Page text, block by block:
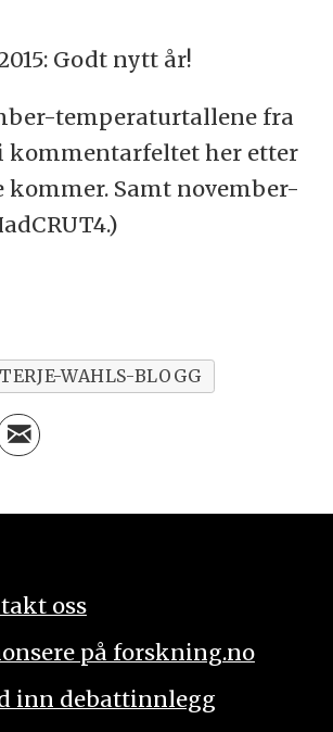
Godt nytt år!
temperaturtallene fra
i kommentarfeltet her etter
kommer. Samt november-
TERJE-WAHLS-BLOGG
oss
på forskning.no
inn debattinnlegg